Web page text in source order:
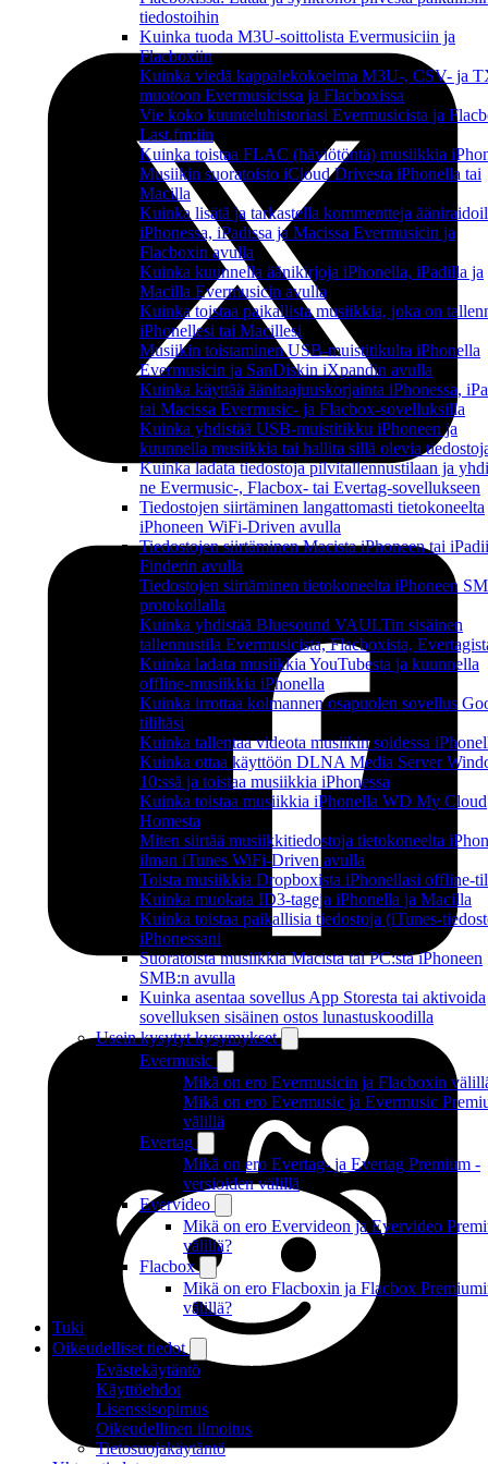
tiedostoihin
Kuinka tuoda M3U-soittolista Evermusiciin ja
Flacboxiin
Kuinka viedä kappalekokoelma M3U-, CSV- ja
muotoon Evermusicissa ja Flacboxissa
Vie koko kuunteluhistoriasi Evermusicista ja
Last.fm:iin
Kuinka toistaa FLAC (häviötöntä) musiikkia
Musiikin suoratoisto iCloud Drivesta iPhonella tai
Macilla
Kuinka lisätä ja tarkastella kommentteja
iPhonessa, iPadissa ja Macissa Evermusicin ja
Flacboxin avulla
Kuinka kuunnella äänikirjoja iPhonella, iPadilla ja
Macilla Evermusicin avulla
Kuinka toistaa paikallista musiikkia, joka on
iPhonellesi tai Macillesi
Musiikin toistaminen USB-muistitikulta iPhonella
Evermusicin ja SanDiskin iXpandin avulla
Kuinka käyttää äänitaajuuskorjainta iPhonessa,
tai Macissa Evermusic- ja Flacbox-sovelluksilla
Kuinka yhdistää USB-muistitikku iPhoneen ja
kuunnella musiikkia tai hallita sillä olevia
Kuinka ladata tiedostoja pilvitallennustilaan ja
ne Evermusic-, Flacbox- tai Evertag-sovellukseen
Tiedostojen siirtäminen langattomasti tietokoneelta
iPhoneen WiFi-Driven avulla
Tiedostojen siirtäminen Macista iPhoneen tai
Finderin avulla
Tiedostojen siirtäminen tietokoneelta iPhoneen
protokollalla
Kuinka yhdistää Bluesound VAULTin sisäinen
tallennustila Evermusicista, Flacboxista,
Kuinka ladata musiikkia YouTubesta ja kuunnella
offline-musiikkia iPhonella
Kuinka irrottaa kolmannen osapuolen sovellus
tililtäsi
Kuinka tallentaa videota musiikin soidessa
Kuinka ottaa käyttöön DLNA Media Server
10:ssä ja toistaa musiikkia iPhonessa
Kuinka toistaa musiikkia iPhonella WD My Cloud
Homesta
Miten siirtää musiikkitiedostoja tietokoneelta
ilman iTunes WiFi-Driven avulla
Toista musiikkia Dropboxista iPhonellasi offline-
Kuinka muokata ID3-tageja iPhonella ja Macilla
Kuinka toistaa paikallisia tiedostoja (iTunes-
iPhonessani
Suoratoista musiikkia Macista tai PC:stä iPhoneen
SMB:n avulla
Kuinka asentaa sovellus App Storesta tai aktivoida
sovelluksen sisäinen ostos lunastuskoodilla
Usein kysytyt kysymykset
Evermusic
Mikä on ero Evermusicin ja Flacboxin
Mikä on ero Evermusic ja Evermusic
välillä
Evertag
Mikä on ero Evertag- ja Evertag Premium -
versioiden välillä
Evervideo
Mikä on ero Evervideon ja Evervideo
välillä?
Flacbox
Mikä on ero Flacboxin ja Flacbox
välillä?
Tuki
Oikeudelliset tiedot
Evästekäytäntö
Käyttöehdot
Lisenssisopimus
Oikeudellinen ilmoitus
Tietosuojakäytäntö